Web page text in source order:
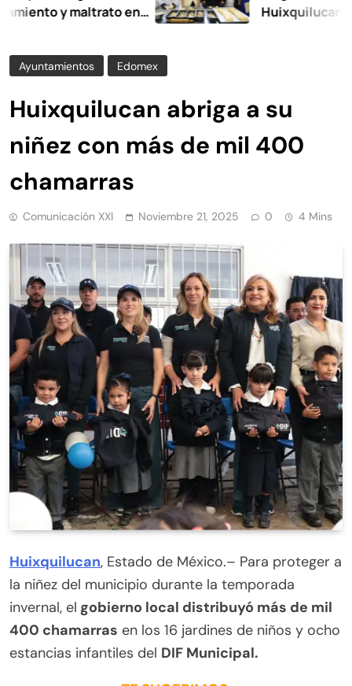
y maltrato en
Huixquilucan
Ayuntamientos Edomex
Huixquilucan abriga a su
niñez con más de mil 400
chamarras
Comunicación XXI Noviembre 21, 2025 0 4 Mins
Huixquilucan, Estado de México.– Para proteger a
la niñez del municipio durante la temporada
invernal, el gobierno local distribuyó más de mil
400 chamarras en los 16 jardines de niños y ocho
estancias infantiles del DIF Municipal.